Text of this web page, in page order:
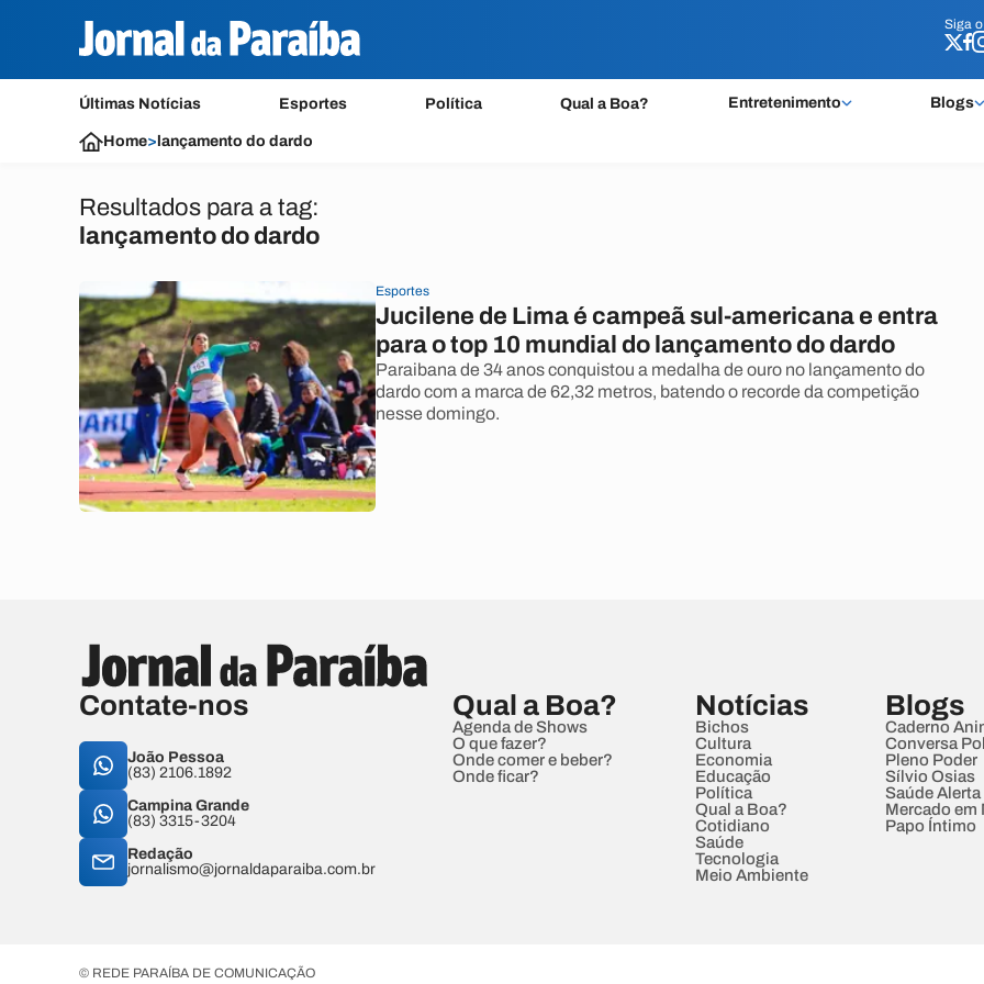
Siga o
Últimas Notícias Esportes Política Qual a Boa? Entretenimento Blogs
Siga o
Home> lançamento do dardo
Resultados para a tag:
lançamento do dardo
Esportes
Jucilene de Lima é campeã sul-americana e entra
para o top 10 mundial do lançamento do dardo
Paraibana de 34 anos conquistou a medalha de ouro no lançamento do
dardo com a marca de 62,32 metros, batendo o recorde da competição
nesse domingo.
Contate-nos
João Pessoa
(83) 2106.1892
Campina Grande
(83) 3315-3204
Redação
jornalismo@jornaldaparaiba.com.br
Qual a Boa?
Agenda de Shows
O que fazer?
Onde comer e beber?
Onde ficar?
Notícias
Bichos
Cultura
Economia
Educação
Política
Qual a Boa?
Cotidiano
Saúde
Tecnologia
Meio Ambiente
Blogs
Caderno
Conversa
Pleno Poder
Sílvio Osias
Saúde Alerta
Mercado em
Papo Íntimo
© REDE PARAÍBA DE COMUNICAÇÃO